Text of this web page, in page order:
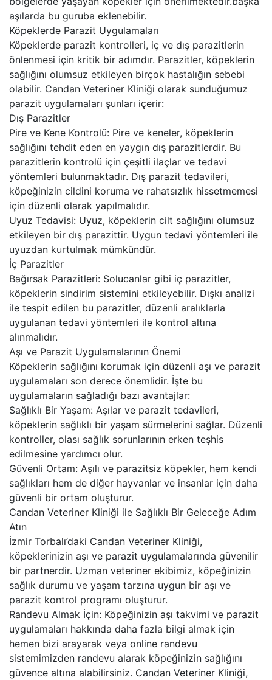
aşılarda bu guruba eklenebilir.
Köpeklerde Parazit Uygulamaları
Köpeklerde parazit kontrolleri, iç ve dış parazitlerin
önlenmesi için kritik bir adımdır. Parazitler, köpeklerin
sağlığını olumsuz etkileyen birçok hastalığın sebebi
olabilir. Candan Veteriner Kliniği olarak sunduğumuz
parazit uygulamaları şunları içerir:
Dış Parazitler
Pire ve Kene Kontrolü: Pire ve keneler, köpeklerin
sağlığını tehdit eden en yaygın dış parazitlerdir. Bu
parazitlerin kontrolü için çeşitli ilaçlar ve tedavi
yöntemleri bulunmaktadır. Dış parazit tedavileri,
köpeğinizin cildini koruma ve rahatsızlık hissetmemesi
için düzenli olarak yapılmalıdır.
Uyuz Tedavisi: Uyuz, köpeklerin cilt sağlığını olumsuz
etkileyen bir dış parazittir. Uygun tedavi yöntemleri ile
uyuzdan kurtulmak mümkündür.
İç Parazitler
Bağırsak Parazitleri: Solucanlar gibi iç parazitler,
köpeklerin sindirim sistemini etkileyebilir. Dışkı analizi
ile tespit edilen bu parazitler, düzenli aralıklarla
uygulanan tedavi yöntemleri ile kontrol altına
alınmalıdır.
Aşı ve Parazit Uygulamalarının Önemi
Köpeklerin sağlığını korumak için düzenli aşı ve parazit
uygulamaları son derece önemlidir. İşte bu
uygulamaların sağladığı bazı avantajlar:
Sağlıklı Bir Yaşam: Aşılar ve parazit tedavileri,
köpeklerin sağlıklı bir yaşam sürmelerini sağlar. Düzenli
kontroller, olası sağlık sorunlarının erken teşhis
edilmesine yardımcı olur.
Güvenli Ortam: Aşılı ve parazitsiz köpekler, hem kendi
sağlıkları hem de diğer hayvanlar ve insanlar için daha
güvenli bir ortam oluşturur.
Candan Veteriner Kliniği ile Sağlıklı Bir Geleceğe Adım
Atın
İzmir Torbalı’daki Candan Veteriner Kliniği,
köpeklerinizin aşı ve parazit uygulamalarında güvenilir
bir partnerdir. Uzman veteriner ekibimiz, köpeğinizin
sağlık durumu ve yaşam tarzına uygun bir aşı ve
parazit kontrol programı oluşturur.
Randevu Almak İçin: Köpeğinizin aşı takvimi ve parazit
uygulamaları hakkında daha fazla bilgi almak için
hemen bizi arayarak veya online randevu
sistemimizden randevu alarak köpeğinizin sağlığını
güvence altına alabilirsiniz. Candan Veteriner Kliniği,